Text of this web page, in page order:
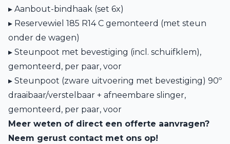
▸ Aanbout-bindhaak (set 6x)
▸ Reservewiel 185 R14 C gemonteerd (met steun
onder de wagen)
▸ Steunpoot met bevestiging (incl. schuifklem),
gemonteerd, per paar, voor
▸ Steunpoot (zware uitvoering met bevestiging) 90º
draaibaar/verstelbaar + afneembare slinger,
gemonteerd, per paar, voor
Meer weten of direct een offerte aanvragen?
Neem gerust contact met ons op!